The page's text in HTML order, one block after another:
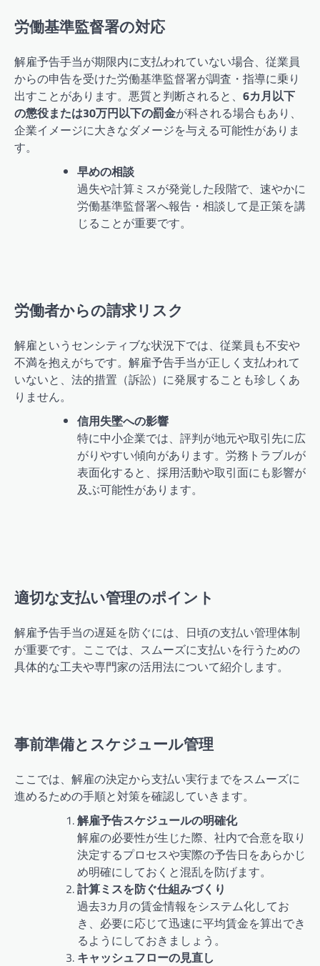
労働基準監督署の対応
解雇予告手当が期限内に支払われていない場合、従業員
からの申告を受けた労働基準監督署が調査・指導に乗り
出すことがあります。悪質と判断されると、 6カ月以下
の懲役または30万円以下の罰金が科される場合もあり、
企業イメージに大きなダメージを与える可能性がありま
す。
早めの相談
過失や計算ミスが発覚した段階で、速やかに
労働基準監督署へ報告・相談して是正策を講
じることが重要です。
労働者からの請求リスク
解雇というセンシティブな状況下では、従業員も不安や
不満を抱えがちです。解雇予告手当が正しく支払われて
いないと、法的措置（訴訟）に発展することも珍しくあ
りません。
信用失墜への影響
特に中小企業では、評判が地元や取引先に広
がりやすい傾向があります。労務トラブルが
表面化すると、採用活動や取引面にも影響が
及ぶ可能性があります。
適切な支払い管理のポイント
解雇予告手当の遅延を防ぐには、日頃の支払い管理体制
が重要です。ここでは、スムーズに支払いを行うための
具体的な工夫や専門家の活用法について紹介します。
事前準備とスケジュール管理
ここでは、解雇の決定から支払い実行までをスムーズに
進めるための手順と対策を確認していきます。
解雇予告スケジュールの明確化
解雇の必要性が生じた際、社内で合意を取り
決定するプロセスや実際の予告日をあらかじ
め明確にしておくと混乱を防げます。
計算ミスを防ぐ仕組みづくり
過去3カ月の賃金情報をシステム化してお
き、必要に応じて迅速に平均賃金を算出でき
るようにしておきましょう。
キャッシュフローの見直し